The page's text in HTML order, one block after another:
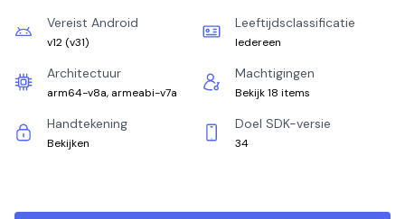
Vereist Android
v12 (v31)
Leeftijdsclassificatie
Iedereen
Architectuur
arm64-v8a, armeabi-v7a
Machtigingen
Bekijk 18 items
Handtekening
Bekijken
Doel SDK-versie
34